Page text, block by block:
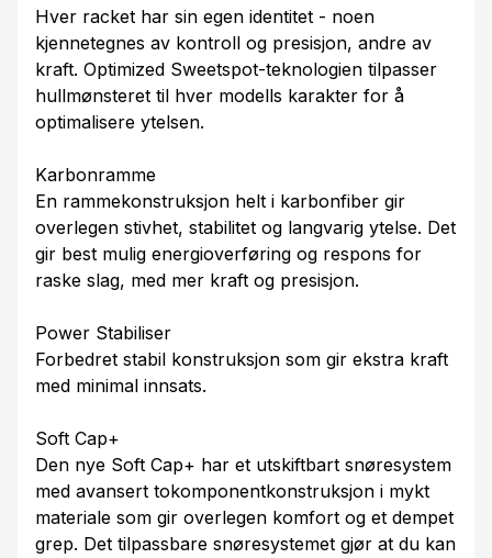
Hver racket har sin egen identitet - noen
kjennetegnes av kontroll og presisjon, andre av
kraft. Optimized Sweetspot-teknologien tilpasser
hullmønsteret til hver modells karakter for å
optimalisere ytelsen.
Karbonramme
En rammekonstruksjon helt i karbonfiber gir
overlegen stivhet, stabilitet og langvarig ytelse. Det
gir best mulig energioverføring og respons for
raske slag, med mer kraft og presisjon.
Power Stabiliser
Forbedret stabil konstruksjon som gir ekstra kraft
med minimal innsats.
Soft Cap+
Den nye Soft Cap+ har et utskiftbart snøresystem
med avansert tokomponentkonstruksjon i mykt
materiale som gir overlegen komfort og et dempet
grep. Det tilpassbare snøresystemet gjør at du kan